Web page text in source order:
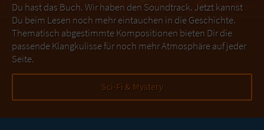
Du hast das Buch. Wir haben den Soundtrack. Jetzt kannst
Du beim Lesen noch mehr eintauchen in die Geschichte.
Thematisch abgestimmte Kompositionen bieten Dir die
passende Klangkulisse für noch mehr Atmosphäre auf jeder
Seite.
Sci-Fi & Mystery